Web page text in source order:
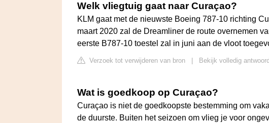
Welk vliegtuig gaat naar Curaçao?
KLM gaat met de nieuwste Boeing 787-10 richting
maart 2020 zal de Dreamliner de route overnemen
eerste B787-10 toestel zal in juni aan de vloot
Verzoek tot verwijderen van bron Bekijk volledig
Wat is goedkoop op Curaçao?
Curaçao is niet de goedkoopste bestemming om
de duurste. Buiten het seizoen om vlieg je voor